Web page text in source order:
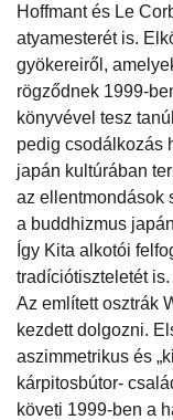
Hoffmant és Le
atyamesterét is.
gyökereiről,
rögződnek 1999-
könyvével tesz
pedig csodálkozás
japán kultúrában
az ellentmondások
a buddhizmus
Így Kita alkotói
tradíciótiszteletét is.
Az említett osztrák
kezdett dolgozni.
aszimmetrikus és
kárpitosbútor-
követi 1999-ben a